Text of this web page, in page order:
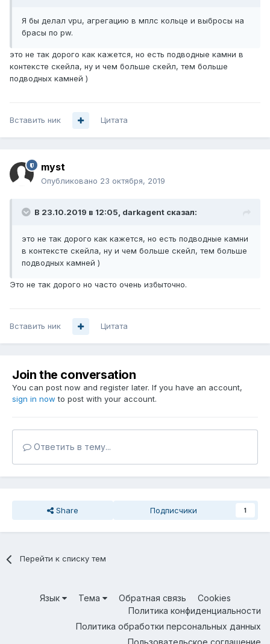
Я бы делал vpu, агрегацию в мплс кольце и выбросы на
брасы по pw.
это не так дорого как кажется, но есть подводные камни в
контексте скейла, ну и чем больше скейл, тем больше
подводных камней )
Вставить ник Цитата
myst
Опубликовано 23 октября, 2019
В 23.10.2019 в 12:05, darkagent сказал:
это не так дорого как кажется, но есть подводные камни
в контексте скейла, ну и чем больше скейл, тем больше
подводных камней )
Это не так дорого но часто очень избыточно.
Вставить ник Цитата
Join the conversation
You can post now and register later. If you have an account,
sign in now to post with your account.
Ответить в тему...
Share Подписчики 1
Перейти к списку тем
Язык Тема Обратная связь
Cookies
Политика конфиденциальности
Политика обработки персональных данных